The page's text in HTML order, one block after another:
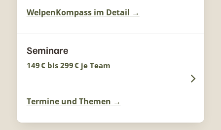
WelpenKompass im Detail
Seminare
149 € bis 299 € je Team
Termine und Themen